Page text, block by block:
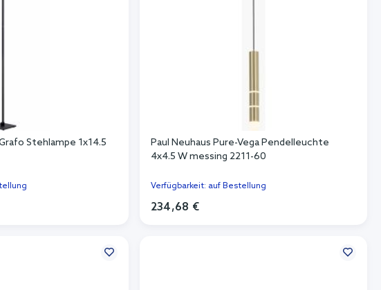
Stehlampe 1x14.5
Paul Neuhaus Pure-Vega Pendelleuchte
4x4.5 W messing 2211-60
Verfügbarkeit: auf Bestellung
234,68 €